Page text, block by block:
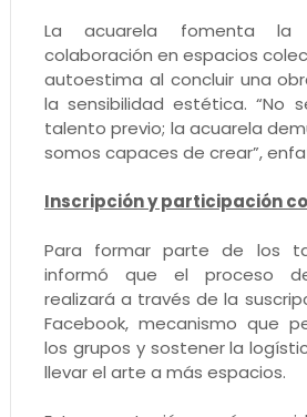
La acuarela fomenta
colaboración en espacios
autoestima al concluir una
la sensibilidad estética. “No
talento previo; la acuarela
somos capaces de crear”,
Inscripción y participación
Para formar parte de los
informó que el proceso
realizará a través de la
Facebook, mecanismo que
los grupos y sostener la
llevar el arte a más espacios.